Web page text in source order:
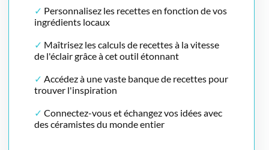
✓ Personnalisez les recettes en fonction de vos
ingrédients locaux
✓ Maîtrisez les calculs de recettes à la vitesse
de l'éclair grâce à cet outil étonnant
✓ Accédez à une vaste banque de recettes pour
trouver l'inspiration
✓Connectez-vous et échangez vos idées avec
des céramistes du monde entier